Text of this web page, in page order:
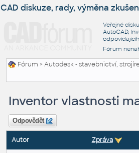
CAD diskuze, rady, výměna
Veřejné
AutoCAD,
Fórum
Fórum >Autodesk - stavebnictví,
Inventor vlastnosti
Odpovědět
Autor Zpráva